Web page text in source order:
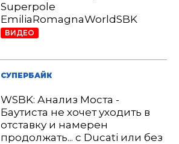
Superpole
EmiliaRomagnaWorldSBK
ВИДЕО
СУПЕРБАЙК
WSBK: Анализ Моста -
Баутиста не хочет уходить в
отставку и намерен
продолжать... с Ducati или без